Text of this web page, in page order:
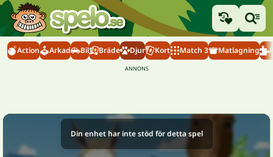
Action Arkad Bil Bräde Djur Kort Match 3 Matlagning
Din enhet har inte stöd för detta spel